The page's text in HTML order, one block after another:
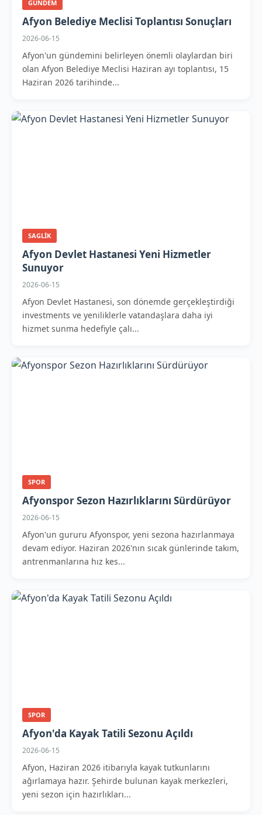
GUNDEM
Afyon Belediye Meclisi Toplantısı Sonuçları
2026-06-15
Afyon'un gündemini belirleyen önemli olaylardan biri
olan Afyon Belediye Meclisi Haziran ayı toplantısı, 15
Haziran 2026 tarihinde...
SAGLIK
Afyon Devlet Hastanesi Yeni Hizmetler
Sunuyor
2026-06-15
Afyon Devlet Hastanesi, son dönemde gerçekleştirdiği
investments ve yeniliklerle vatandaşlara daha iyi
hizmet sunma hedefiyle çalı...
SPOR
Afyonspor Sezon Hazırlıklarını Sürdürüyor
2026-06-15
Afyon'un gururu Afyonspor, yeni sezona hazırlanmaya
devam ediyor. Haziran 2026'nın sıcak günlerinde takım,
antrenmanlarına hız kes...
SPOR
Afyon'da Kayak Tatili Sezonu Açıldı
2026-06-15
Afyon, Haziran 2026 itibarıyla kayak tutkunlarını
ağırlamaya hazır. Şehirde bulunan kayak merkezleri,
yeni sezon için hazırlıkları...